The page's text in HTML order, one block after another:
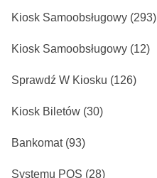
Kiosk Samoobsługowy (293)
Kiosk Samoobsługowy (12)
Sprawdź W Kiosku (126)
Kiosk Biletów (30)
Bankomat(93)
Systemu POS (28)